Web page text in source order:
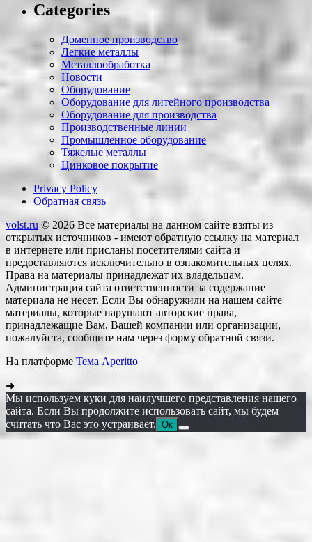
Categories
Доменное производство
Легкие металлы
Металлообработка
Новости
Оборудование
Оборудование для литейного производства
Оборудование для производства
Производственные линии
Промышленное оборудование
Тяжелые металлы
Цинковое покрытие
Privacy Policy
Обратная связь
volst.ru © 2026 Все материалы на данном сайте взяты из
открытых источников - имеют обратную ссылку на материал
в интернете или присланы посетителями сайта и
предоставляются исключительно в ознакомительных целях.
Права на материалы принадлежат их владельцам.
Администрация сайта ответственности за содержание
материала не несет. Если Вы обнаружили на нашем сайте
материалы, которые нарушают авторские права,
принадлежащие Вам, Вашей компании или организации,
пожалуйста, сообщите нам через форму обратной связи.
На платформе Тема Aperitto
➜
Мы используем куки для наилучшего представления нашего
сайта. Если Вы продолжите использовать сайт, мы будем
считать что Вас это устраивает. Ок